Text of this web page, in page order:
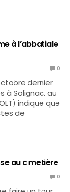
à l’abbatiale
0
dernier
à Solignac, au
indique que
de
au cimetière
0